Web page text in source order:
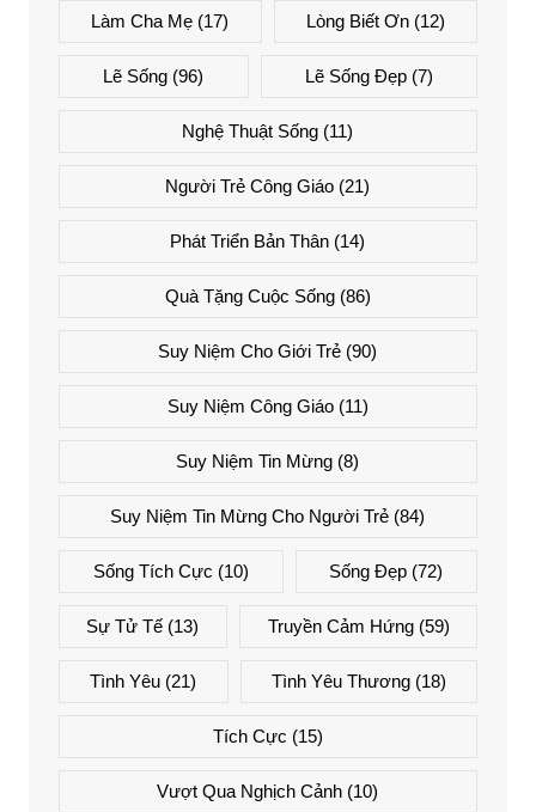
Làm Cha Mẹ (17) Lòng Biết Ơn(12)
Lẽ Sống (96) Lẽ Sống Đẹp(7)
Nghệ Thuật Sống (11)
Người Trẻ Công Giáo (21)
Phát Triển Bản Thân (14)
Quà Tặng Cuộc Sống(86)
Suy Niệm Cho Giới Trẻ (90)
Suy Niệm Công Giáo(11)
Suy Niệm Tin Mừng (8)
Suy Niệm Tin Mừng Cho Người Trẻ (84)
Sống Tích Cực (10) Sống Đẹp (72)
Sự Tử Tế (13) Truyền Cảm Hứng(59)
Tình Yêu (21) Tình Yêu Thương(18)
Tích Cực (15)
Vượt Qua Nghịch Cảnh (10)